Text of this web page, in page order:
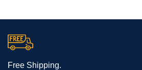
Free Shipping.